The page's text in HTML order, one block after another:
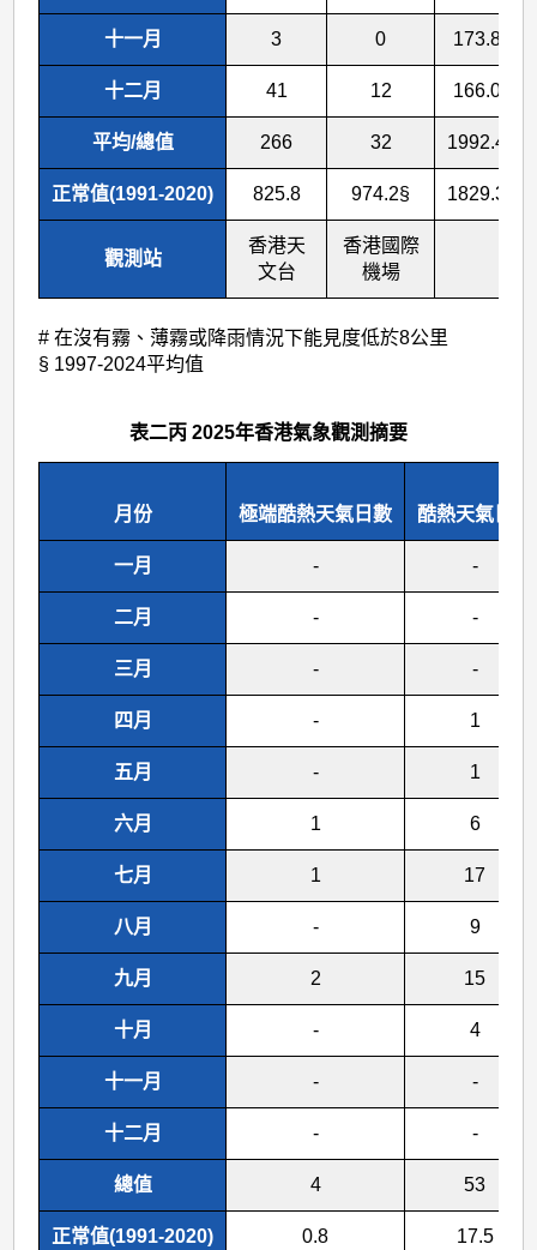
十一月 3 0 173.8
十二月 41 12 166.0
平均/總值 266 32 1992.4
正常值(1991-2020) 825.8 974.2§ 1829.3
觀測站
香港天
文台
香港國際
機場
# 在沒有霧、薄霧或降雨情況下能見度低於8公里
§ 1997-2024平均值
表二丙 2025年香港氣象觀測摘要
月份 極端酷熱天氣日數 酷熱天氣日數
一月 - -
二月 - -
三月 - -
四月 - 1
五月 - 1
六月 1 6
七月 1 17
八月 - 9
九月 2 15
十月 - 4
十一月 - -
十二月 - -
總值 4 53
正常值(1991-2020) 0.8 17.5